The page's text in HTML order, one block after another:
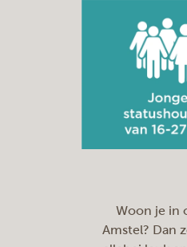
Woon je in
Amstel? Dan